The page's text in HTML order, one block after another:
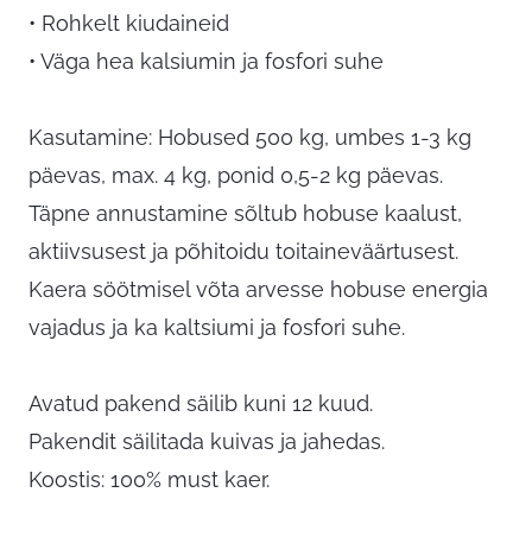
• Rohkelt kiudaineid
• Väga hea kalsiumin ja fosfori suhe
Kasutamine: Hobused 500 kg, umbes 1-3 kg
päevas, max. 4 kg, ponid 0,5-2 kg päevas.
Täpne annustamine sõltub hobuse kaalust,
aktiivsusest ja põhitoidu toitaineväärtusest.
Kaera söötmisel võta arvesse hobuse energia
vajadus ja ka kaltsiumi ja fosfori suhe.
Avatud pakend säilib kuni 12 kuud.
Pakendit säilitada kuivas ja jahedas.
Koostis: 100% must kaer.